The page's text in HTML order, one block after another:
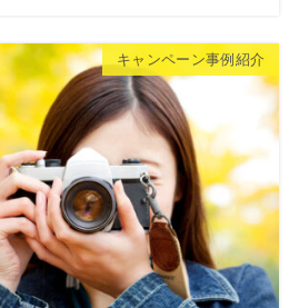
キャンペーン事例紹介